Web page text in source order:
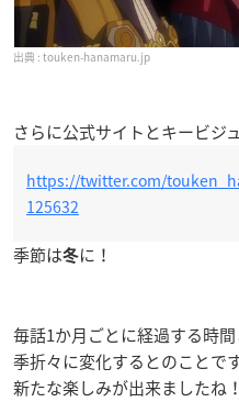
touken-hanamaru.jp
さらに公式サイトとキービジ
https://twitter.com/
125632
季節は冬に！
毎話1か月ごとに経過する時
季折々に変化するとのことで
新たな楽しみが出来ましたね！